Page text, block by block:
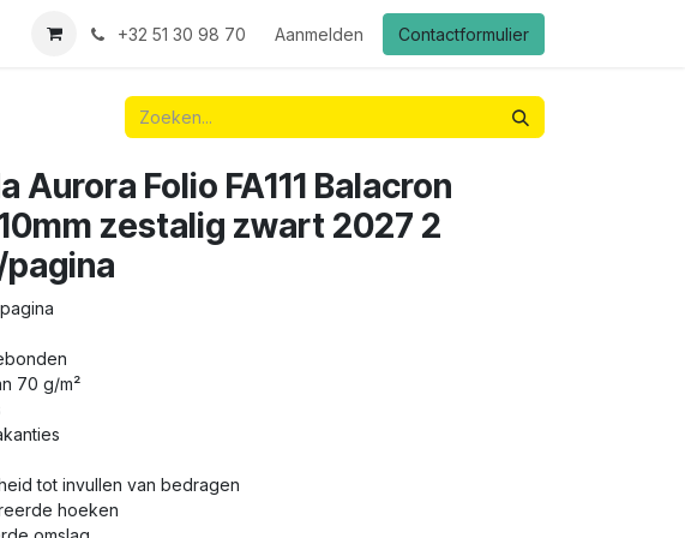
+32 51 30 98 70 Aanmelden Contactformulier
Aurora Folio FA111 Balacron
zestalig zwart 2027 2
70 g/m²
tot invullen van bedragen
hoeken